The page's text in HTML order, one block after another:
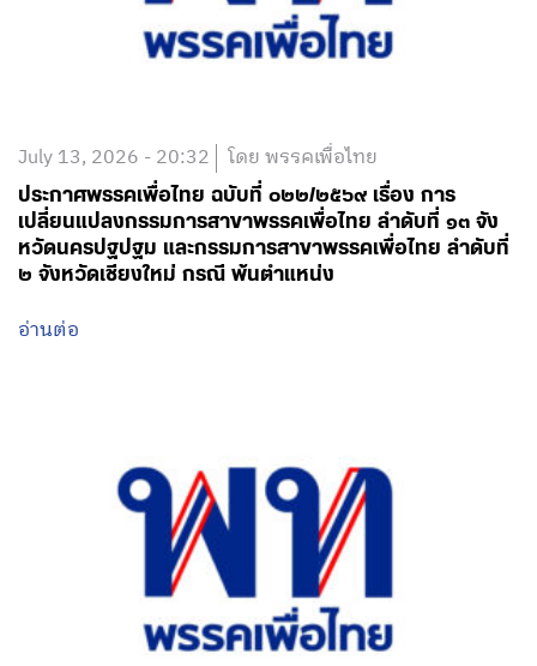
July 13, 2026 - 20:32 โดย พรรคเพื่อไทย
ประกาศพรรคเพื่อไทย ฉบับที่ ๐๒๒/๒๕๖๙ เรื่อง การ
เปลี่ยนแปลงกรรมการสาขาพรรคเพื่อไทย ลำดับที่ ๑๓ จัง
หวัดนครปฐปฐม และกรรมการสาขาพรรคเพื่อไทย ลำดับที่
๒ จังหวัดเชียงใหม่ กรณี พ้นตำแหน่ง
อ่านต่อ